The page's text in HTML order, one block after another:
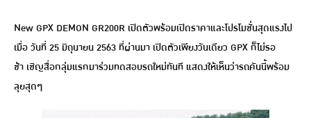
New GPX DEMON GR200R เปิดตัวพร้อมเปิดราคาและโปรโมชั่นสุดแรงไป
เมื่อ วันที่ 25 มิถุนายน 2563 ที่ผ่านมา เปิดตัวเพียงวันเดียว GPX ก็ไม่รอ
ช้า เชิญสื่อกลุ่มแรกมาร่วมทดสอบรถใหม่ทันที แสดงให้เห็นว่ารถคันนี้พร้อม
ลุยสุดๆ